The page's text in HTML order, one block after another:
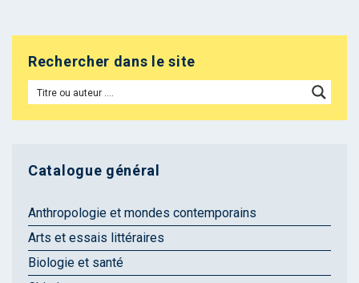
Rechercher dans le site
Catalogue général
Anthropologie et mondes contemporains
Arts et essais littéraires
Biologie et santé